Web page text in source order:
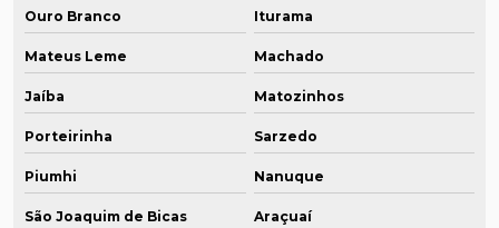
Ouro Branco Iturama
Mateus Leme Machado
Jaíba Matozinhos
Porteirinha Sarzedo
Piumhi Nanuque
São Joaquim de Bicas Araçuaí